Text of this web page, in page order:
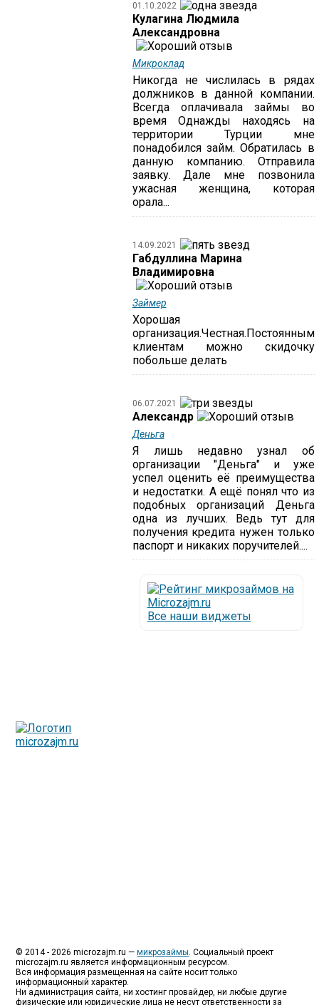
01.10.2022
Кулагина Людмила
Александровна
Микроклад
Никогда не числилась в рядах
должников в данной компании.
Всегда оплачивала займы во
время Однажды находясь на
территории Турции мне
понадобился займ. Обратилась в
данную компанию. Отправила
заявку. Дале мне позвонила
ужасная женщина, которая
орала...
14.09.2021
Габдуллина Марина
Владимировна
Займер
Хорошая
организация.Честная.Постоянным
клиентам можно скидочку
побольше делать
06.07.2021
Александр
Деньга
Я лишь недавно узнал об
организации "Деньга" и уже
успел оценить её преимущества
и недостатки. А ещё понял что из
подобных организаций Деньга
одна из лучших. Ведь тут для
получения кредита нужен только
паспорт и никаких поручителей....
Все наши виджеты
© 2014 - 2026 microzajm.ru —микрозаймы. Социальный проект
microzajm.ru является информационным ресурсом.
Вся информация размещенная на сайте носит только
информационный характер.
Ни администрация сайта, ни хостинг провайдер, ни любые другие
физические или юридические лица не несут ответственности за